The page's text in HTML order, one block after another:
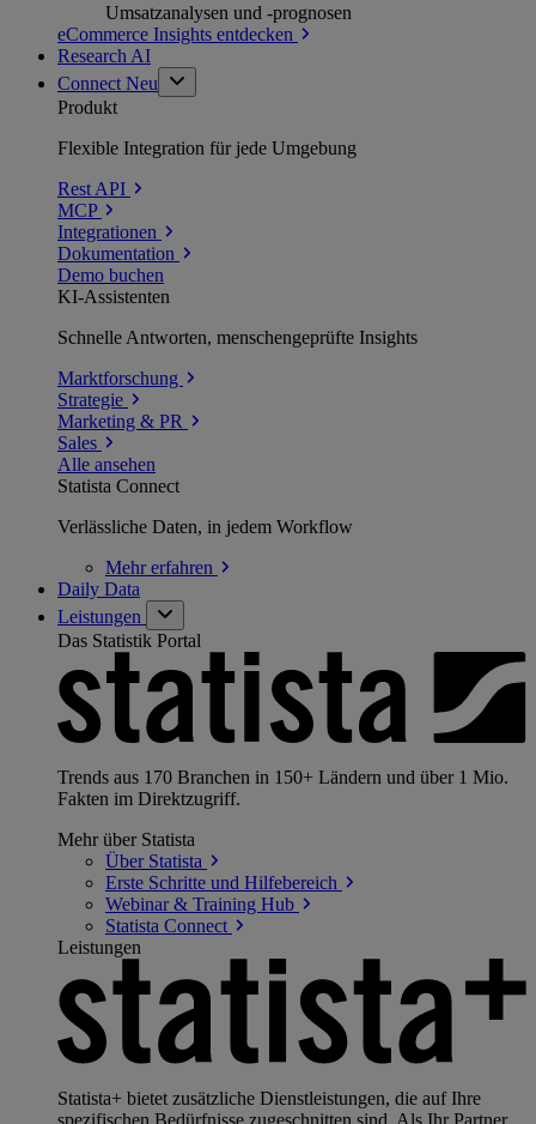
Umsatzanalysen und -prognosen
eCommerce Insights entdecken
Research AI
Connect Neu
Produkt
Flexible Integration für jede Umgebung
Rest API
MCP
Integrationen
Dokumentation
Demo buchen
KI-Assistenten
Schnelle Antworten, menschengeprüfte Insights
Marktforschung
Strategie
Marketing & PR
Sales
Alle ansehen
Statista Connect
Verlässliche Daten, in jedem Workflow
Mehrerfahren
Daily Data
Leistungen
Das Statistik Portal
Trends aus 170 Branchen in 150+ Ländern und über 1 Mio.
Fakten im Direktzugriff.
Mehr über Statista
Über Statista
Erste Schritte und Hilfebereich
Webinar & Training Hub
Statista Connect
Leistungen
Statista+ bietet zusätzliche Dienstleistungen, die auf Ihre
spezifischen Bedürfnisse zugeschnitten sind. Als Ihr Partner